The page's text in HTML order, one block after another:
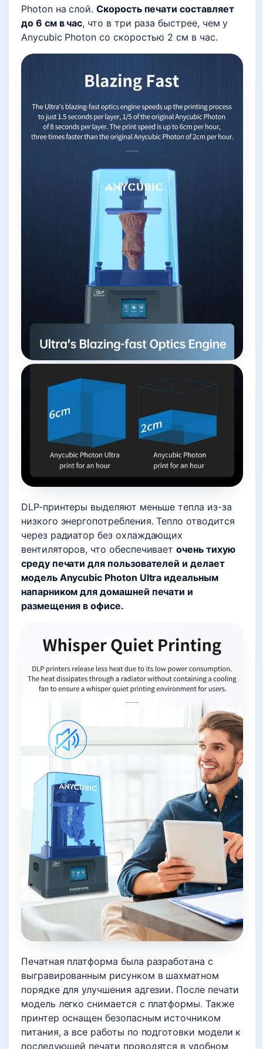
Photon на слой.Скорость печати составляет
до 6 см в час, что в три раза быстрее, чем у
Anycubic Photon со скоростью 2 см в час.
DLP-принтеры выделяют меньше тепла из-за
низкого энергопотребления. Тепло отводится
через радиатор без охлаждающих
вентиляторов, что обеспечиваеточень тихую
среду печати для пользователей и делает
модель Anycubic Photon Ultra идеальным
напарником для домашней печати и
размещения в офисе.
Печатная платформа была разработана с
выгравированным рисунком в шахматном
порядке для улучшения адгезии. После печати
модель легко снимается с платформы. Также
принтер оснащен безопасным источником
питания, а все работы по подготовки модели к
последующей печати проводятся в удобном